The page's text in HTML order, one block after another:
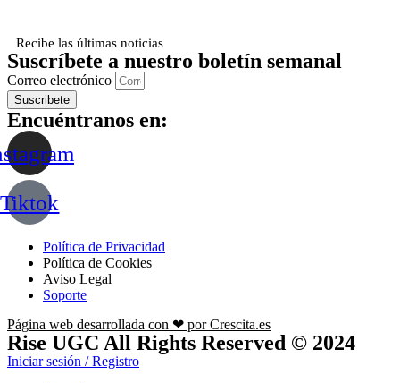
Recibe las últimas noticias
Suscríbete a nuestro boletín semanal
Correo electrónico
Suscribete
Encuéntranos en:
Tiktok
Política de Privacidad
Política de Cookies
Aviso Legal
Soporte
Página web desarrollada con ❤ por Crescita.es
Rise UGC All Rights Reserved © 2024
Iniciar sesión / Registro